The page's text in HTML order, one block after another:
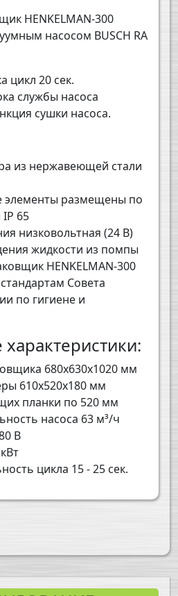
HENKELMAN-300
насосом BUSCH RA
цикл 20 сек.
службы насоса
сушки насоса.
из нержавеющей стали
элементы размещены по
65
низковольтная (24 В)
жидкости из помпы
HENKELMAN-300
Совета
по гигиене и
680х630х1020 мм
610х520х180 мм
планки по 520 мм
насоса 63 м³/ч
В
цикла 15 - 25 сек.